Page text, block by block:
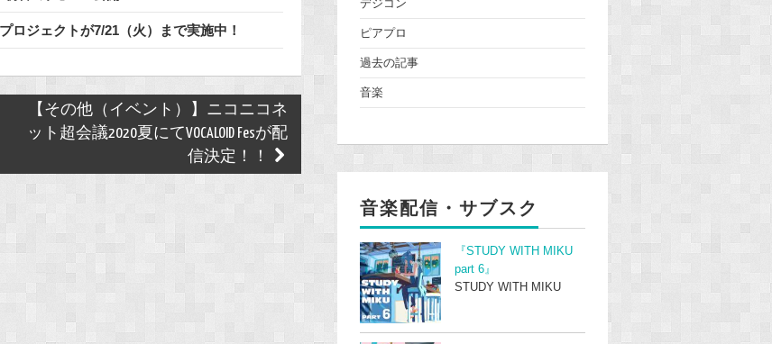
ロジェクトが7/21（火）まで実施中！
【その他（イベント）】ニコニコネ
ット超会議2020夏にてVOCALOID Fesが配
信決定！！
デジコン
ピアプロ
過去の記事
音楽
音楽配信・サブスク
『STUDY WITH MIKU
part 6』
STUDY WITH MIKU